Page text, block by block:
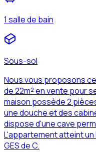
1 salle de bain
Sous-sol
Nous vous proposons
de 22m² en vente pour
maison possède 2
une douche et des
dispose d'une cave
L'appartement atteint un
GES de C.